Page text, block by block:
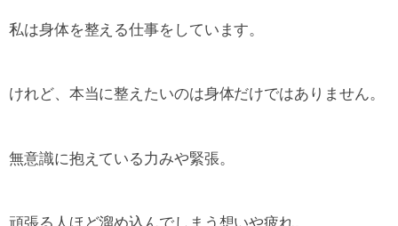
私は身体を整える仕事をしています。
けれど、本当に整えたいのは身体だけではありません。
無意識に抱えている力みや緊張。